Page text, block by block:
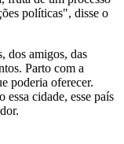
políticas", disse o
dos amigos, das
Parto com a
poderia oferecer.
cidade, esse país